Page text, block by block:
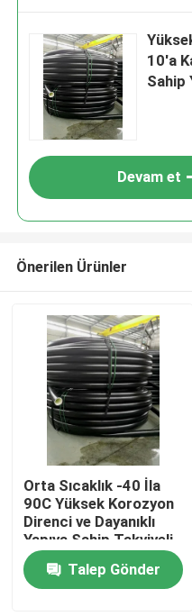
10'a
Sahip
Devam et
Önerilen Ürünler
Orta Sıcaklık -40 İla
90C Yüksek Korozyon
Direnci ve Dayanıklı
Yapıya Sahip Takviyeli
Termoplastik Boru
Talep Gönder